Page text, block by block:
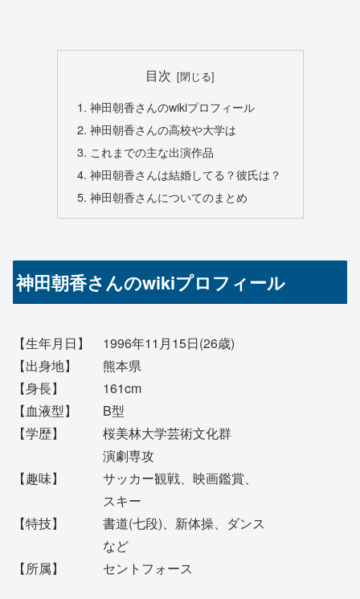
目次
神田朝香さんのwikiプロフィール
神田朝香さんの高校や大学は
これまでの主な出演作品
神田朝香さんは結婚してる？彼氏は？
神田朝香さんについてのまとめ
神田朝香さんのwikiプロフィール
【生年月日】 1996年11月15日(26歳)
【出身地】 熊本県
【身長】 161cm
【血液型】 B型
【学歴】 桜美林大学芸術文化群
演劇専攻
【趣味】 サッカー観戦、映画鑑賞、
スキー
【特技】 書道(七段)、新体操、ダンス
など
【所属】 セントフォース